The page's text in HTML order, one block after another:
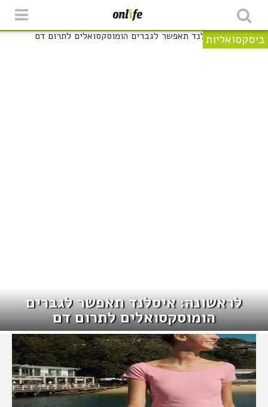
ביסקסואליות
לראשונה: איסלנד תאפשר לגברים
הומוסקסואלים לתרום דם